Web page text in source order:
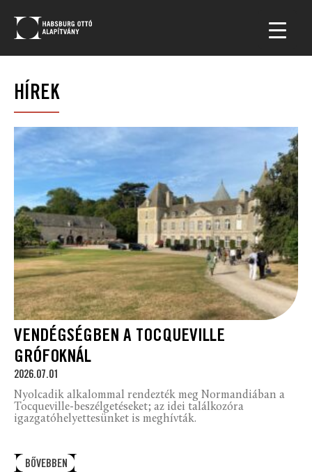
HÍREK
VENDÉGSÉGBEN A TOCQUEVILLE
GRÓFOKNÁL
2026.07.01
Nyolcadik alkalommal rendezték meg Normandiában a
Tocqueville-beszélgetéseket; az idei találkozóra
igazgatóhelyettesünket is meghívták.
BŐVEBBEN